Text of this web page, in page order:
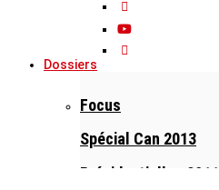
Dossiers
Focus
Spécial Can 2013
Présidentielles 2011